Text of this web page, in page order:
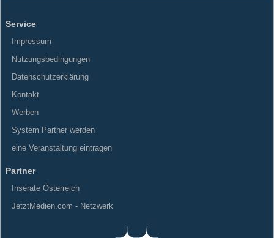
Service
Impressum
Nutzungsbedingungen
Datenschutzerklärung
Kontakt
Werben
System Partner werden
eine Veranstaltung eintragen
Partner
Inserate Österreich
JetztMedien.com - Netzwerk